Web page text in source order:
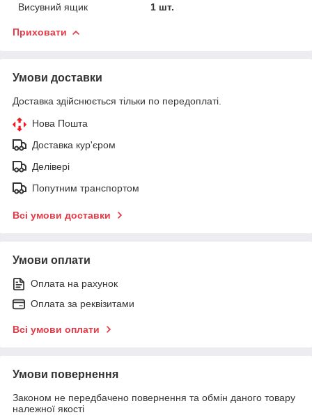
Висувний ящик
1 шт.
Приховати
Умови доставки
Доставка здійснюється тільки по передоплаті.
Нова Пошта
Доставка кур'єром
Делівері
Попутним транспортом
Всі умови доставки
Умови оплати
Оплата на рахунок
Оплата за реквізитами
Всі умови оплати
Умови повернення
Законом не передбачено повернення та обмін даного товару
належної якості